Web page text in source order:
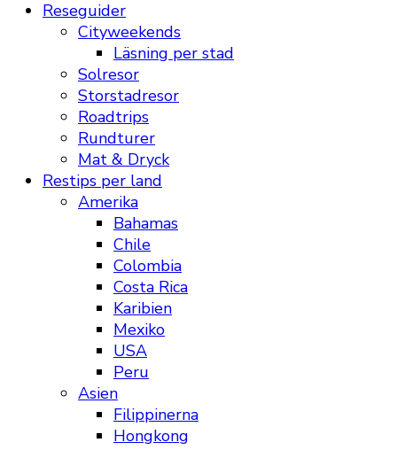
Reseguider
Cityweekends
Läsning per stad
Solresor
Storstadresor
Roadtrips
Rundturer
Mat & Dryck
Restips per land
Amerika
Bahamas
Chile
Colombia
Costa Rica
Karibien
Mexiko
USA
Peru
Asien
Filippinerna
Hongkong